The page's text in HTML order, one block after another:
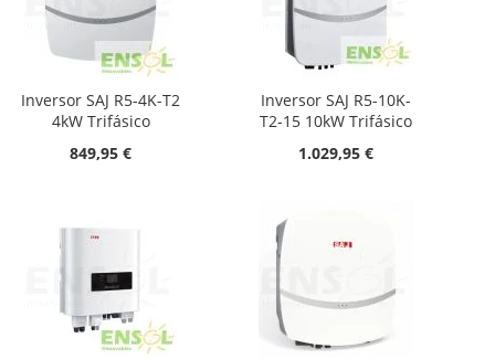
Inversor SAJ R5-4K-T2
4kW Trifásico
849,95 €
Inversor SAJ R5-10K-
T2-15 10kW Trifásico
1.029,95 €